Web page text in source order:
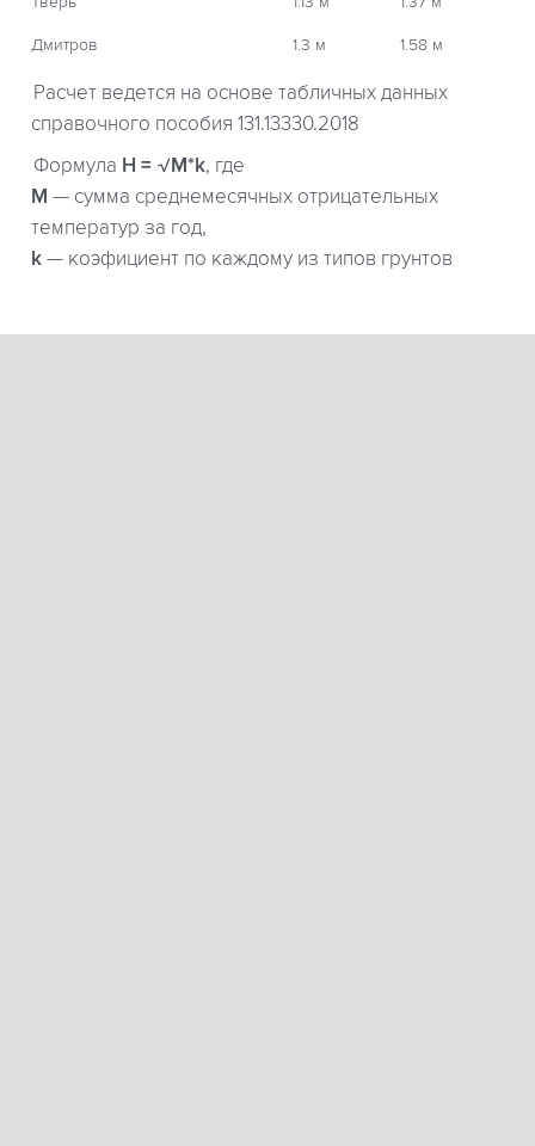
Дмитров 1.3 м 1.58 м
Расчет ведется на основе табличных данных
справочного пособия 131.13330.2018
Формула H = √M*k, где
М — сумма среднемесячных отрицательных
температур за год,
k — коэфициент по каждому из типов грунтов